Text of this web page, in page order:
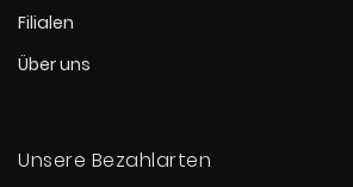
Filialen
Über uns
Unsere Bezahlarten